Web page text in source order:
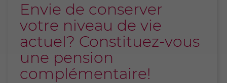
Envie de conserver
votre niveau de vie
actuel? Constituez-vous
une pension
complémentaire!